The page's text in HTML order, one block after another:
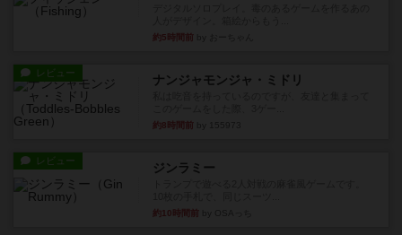
約5時間前
レビュー ナンジャモンジャ・ミドリ
約8時間前
レビュー ジンラミー
約10時間前